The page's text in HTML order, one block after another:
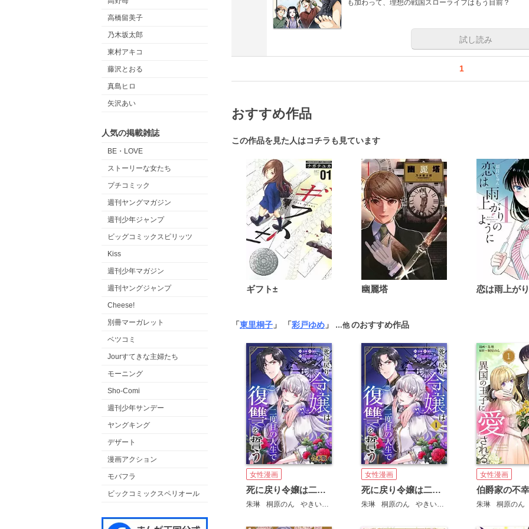
高橋留美子
乃木坂太郎
東村アキコ
藤沢とおる
真島ヒロ
矢沢あい
人気の掲載雑誌
BE・LOVE
ストーリーな女たち
プチコミック
週刊ヤングマガジン
週刊少年ジャンプ
ビッグコミックスピリッツ
Kiss
週刊少年マガジン
週刊ヤングジャンプ
Cheese!
別冊マーガレット
ベツコミ
Jourすてきな主婦たち
モーニング
Sho-Comi
週刊少年サンデー
ヤングキング
デザート
漫画アクション
モバフラ
ビックコミックスペリオール
も加わって、理想の戦国スローライフはもう目前？
試し読み
1
おすすめ作品
この作品を見た人はコチラも見ています
ギフト± 幽麗塔
「東里桐子 」 「彩戸ゆめ 」 …他のおすすめ作品
女性漫画
死に戻り令嬢は二度目の人生で復讐を誓う【合本版】
朱琳 桐原のん やきいもほくほく
女性漫画
死に戻り令嬢は二度目の人生で復讐を誓う
朱琳 桐原のん やきいもほくほく
女性漫画
朱琳 桐原のん